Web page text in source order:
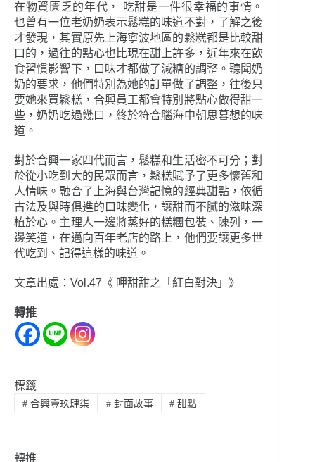
在物資匱乏的年代， 吃甜是一件很幸褔的事情。
也曾有一位老奶奶表示鬆糕的味道不對，了解之後
才發現，其實原先上海寧波地區的鬆糕都是比較甜
口的，過往的點心也比現在甜上許多，近年來在飲
食習慣影響下，口味才都做了減糖的調整。聽聞奶
奶的要求，他們特別為她的訂單做了調整，往後只
要她來買鬆糕，合興員工都會特別將點心做得甜一
些，奶奶吃過幾口，終於符合腦海中朝思暮想的味
道。
對於合興一家四代而言，鬆糕和生活密不可分；對
於從小吃到大的民眾而言，鬆糕賦予了更多懷舊和
人情味。融合了上海與台灣記憶的經典甜點，依循
古法及與時俱進的口味變化，讓甜而不膩的滋味深
植於心。主理人一邊將蒸好的糕糰包裝、陳列，一
邊笑道，在邁向百年老店的路上，他們要讓更多世
代吃到、記得這樣的味道。
文章出處：Vol.47《 呷甜甜之「紅白對決」》
轉推
標籤
#合興壹玖肆柒 #封面故事 # 甜點
轉推